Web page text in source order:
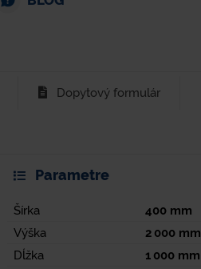
Dopytový formulár
Parametre
Šírka 400 mm
Výška
2 000 mm
Dĺžka
1 000 mm